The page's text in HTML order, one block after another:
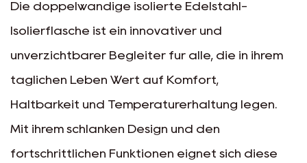
Die doppelwandige isolierte Edelstahl-
Isolierflasche ist ein innovativer und
unverzichtbarer Begleiter für alle, die in ihrem
täglichen Leben Wert auf Komfort,
Haltbarkeit und Temperaturerhaltung legen.
Mit ihrem schlanken Design und den
fortschrittlichen Funktionen eignet sich diese